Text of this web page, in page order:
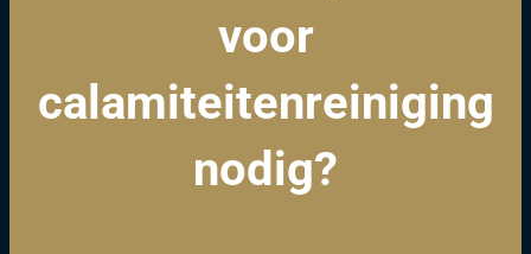
voor
calamiteitenreiniging
nodig?